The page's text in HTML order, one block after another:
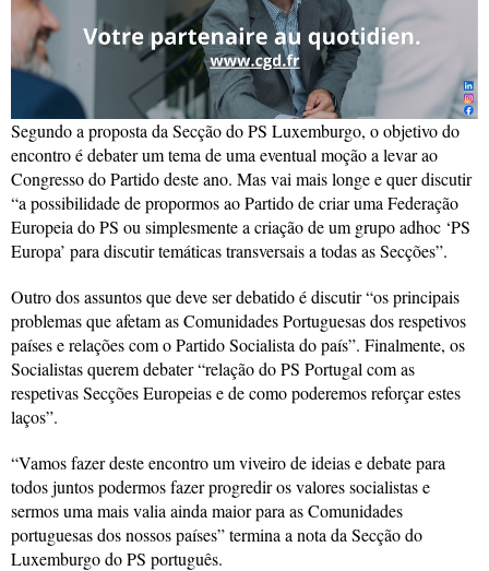
Segundo a proposta da Secção do PS Luxemburgo, o objetivo do
encontro é debater um tema de uma eventual moção a levar ao
Congresso do Partido deste ano. Mas vai mais longe e quer discutir
“a possibilidade de propormos ao Partido de criar uma Federação
Europeia do PS ou simplesmente a criação de um grupo adhoc ‘PS
Europa’ para discutir temáticas transversais a todas as Secções”.
Outro dos assuntos que deve ser debatido é discutir “os principais
problemas que afetam as Comunidades Portuguesas dos respetivos
países e relações com o Partido Socialista do país”. Finalmente, os
Socialistas querem debater “relação do PS Portugal com as
respetivas Secções Europeias e de como poderemos reforçar estes
laços”.
“Vamos fazer deste encontro um viveiro de ideias e debate para
todos juntos podermos fazer progredir os valores socialistas e
sermos uma mais valia ainda maior para as Comunidades
portuguesas dos nossos países” termina a nota da Secção do
Luxemburgo do PS português.